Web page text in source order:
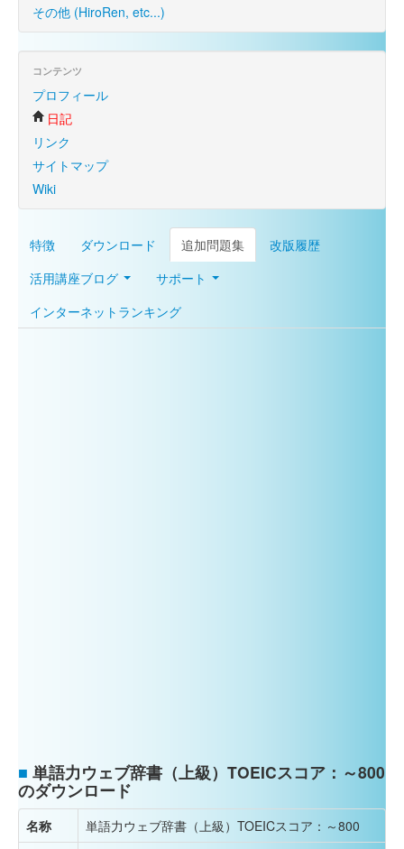
その他 (HiroRen, etc...)
コンテンツ
プロフィール
日記
リンク
サイトマップ
Wiki
特徴 ダウンロード 追加問題集
改版履歴
活用講座ブログ
サポート
インターネットランキング
■ 単語力ウェブ辞書（上級）TOEICスコア：～800
のダウンロード
名称
単語力ウェブ辞書（上級）TOEICスコア：～800